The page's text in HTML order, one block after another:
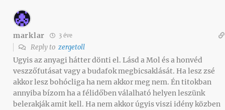
marklar 3 éve
Reply to zergetoll
Ugyis az anyagi hátter dönti el. Lásd a Mol és a honvéd
veszzőfutásat vagy a budafok megbicsaklását. Ha lesz zsé
akkor lesz bohócliga ha nem akkor meg nem. Én titokban
annyiba bízom ha a félidőben válalható helyen leszünk
belerakják amit kell. Ha nem akkor úgyis viszi idény közben